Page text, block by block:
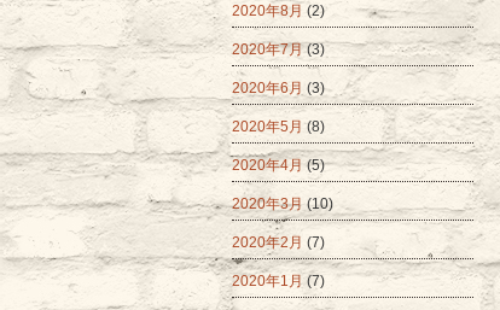
2020年8月 (2)
2020年7月(3)
2020年6月 (3)
2020年5月 (8)
2020年4月 (5)
2020年3月 (10)
2020年2月 (7)
2020年1月 (7)